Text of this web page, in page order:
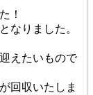
！
なりました。
えたいもので
回収いたしま